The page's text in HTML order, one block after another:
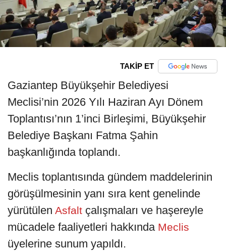
TAKİP ET
Gaziantep Büyükşehir Belediyesi
Meclisi’nin 2026 Yılı Haziran Ayı Dönem
Toplantısı’nın 1’inci Birleşimi, Büyükşehir
Belediye Başkanı Fatma Şahin
başkanlığında toplandı.
Meclis toplantısında gündem maddelerinin
görüşülmesinin yanı sıra kent genelinde
yürütülen Asfalt çalışmaları ve haşereyle
mücadele faaliyetleri hakkında Meclis
üyelerine sunum yapıldı.